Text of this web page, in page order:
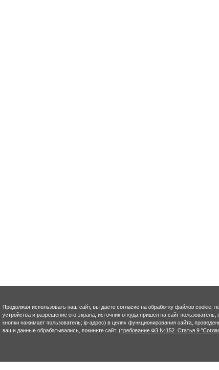
Продолжая использовать наш сайт, вы даете согласие на обработку файлов
устройства и разрешение его экрана; источник откуда пришел на сайт
кнопки нажимает пользователь; ip-адрес) в целях функционирования сайта,
ваши данные обрабатывались, покиньте сайт. (требование ФЗ №152. Статья 9